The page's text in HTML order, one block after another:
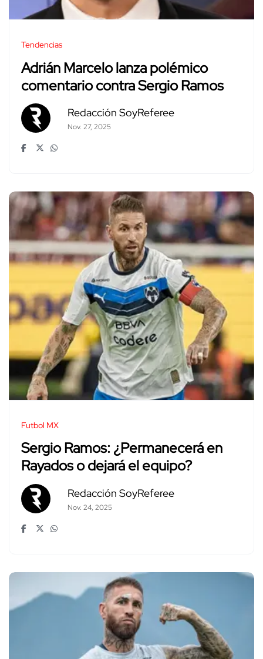
Tendencias
Adrián Marcelo lanza polémico
comentario contra Sergio Ramos
Redacción SoyReferee
Nov. 27, 2025
Futbol MX
Sergio Ramos: ¿Permanecerá en
Rayados o dejará el equipo?
Redacción SoyReferee
Nov. 24, 2025